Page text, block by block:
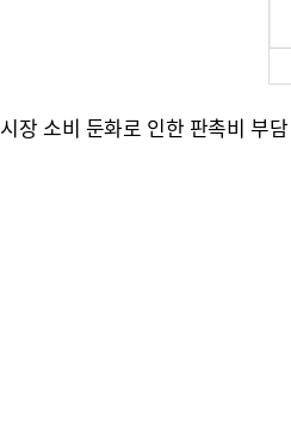
장 소비 둔화로 인한 판촉비 부